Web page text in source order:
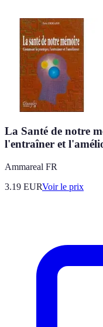
La Santé de notre
l'entraîner et
Ammareal FR
3.19 EURVoir le prix